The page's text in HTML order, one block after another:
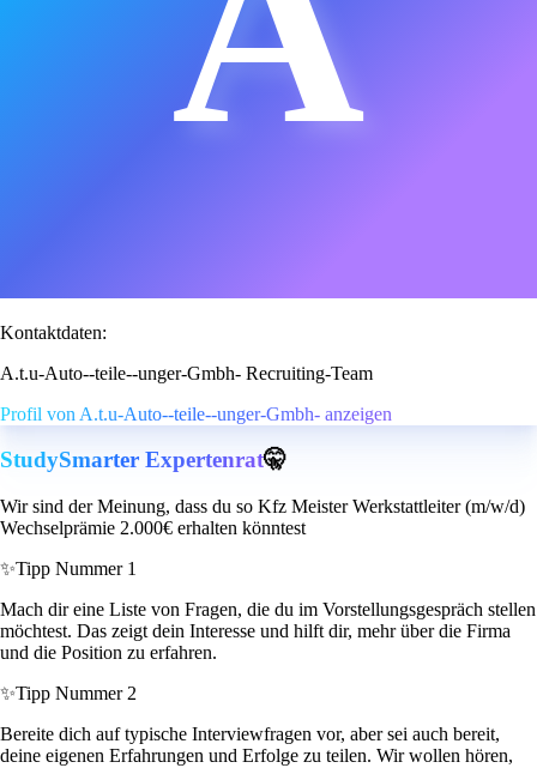
Kontaktdaten:
A.t.u-Auto--teile--unger-Gmbh- Recruiting-Team
Profil von A.t.u-Auto--teile--unger-Gmbh- anzeigen
StudySmarter Expertenrat🤫
Wir sind der Meinung, dass du so Kfz Meister Werkstattleiter (m/w/d)
Wechselprämie 2.000€ erhalten könntest
✨Tipp Nummer 1
Mach dir eine Liste von Fragen, die du im Vorstellungsgespräch stellen
möchtest. Das zeigt dein Interesse und hilft dir, mehr über die Firma
und die Position zu erfahren.
✨Tipp Nummer 2
Bereite dich auf typische Interviewfragen vor, aber sei auch bereit,
deine eigenen Erfahrungen und Erfolge zu teilen. Wir wollen hören,